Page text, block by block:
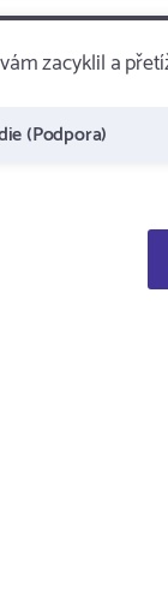
zacyklil a
(Podpora)